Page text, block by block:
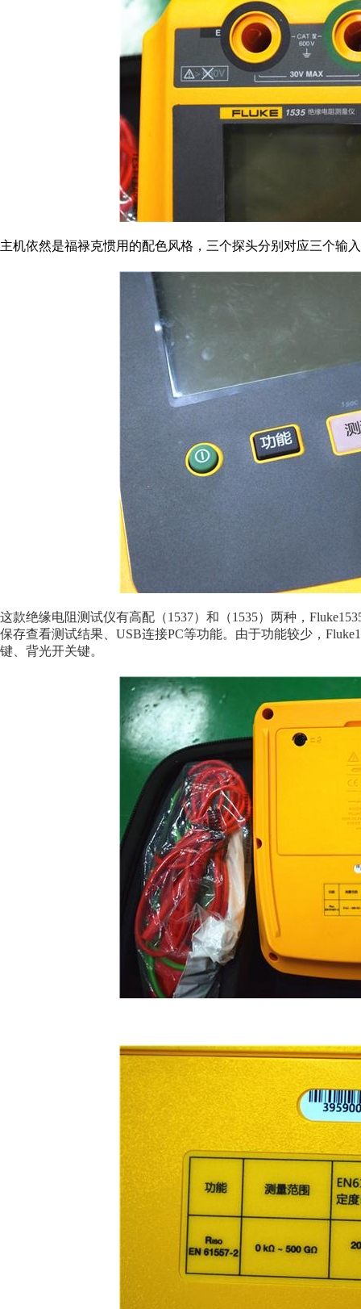
主机依然是福禄克惯用的配色风格，三个探头分别对应三个输
这款绝缘电阻测试仪有高配（1537）和（1535）两种，
保存查看测试结果、USB连接PC等功能。由于功能较少，
键、背光开关键。